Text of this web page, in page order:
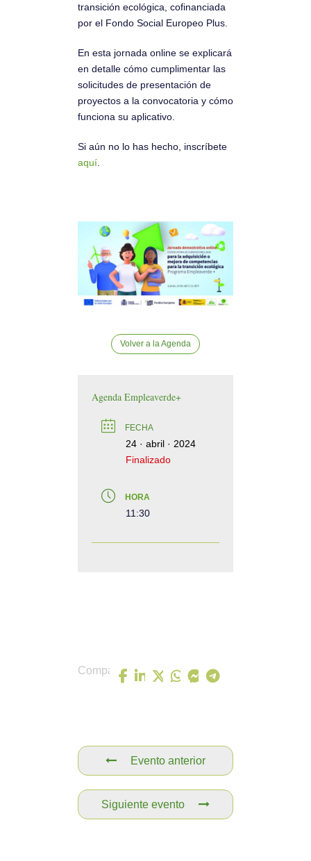
transición ecológica, cofinanciada
por el Fondo Social Europeo Plus.
En esta jornada online se explicará
en detalle cómo cumplimentar las
solicitudes de presentación de
proyectos a la convocatoria y cómo
funciona su aplicativo.
Si aún no lo has hecho, inscríbete
aquí
Volver a la Agenda
Agenda Empleaverde+
FECHA
24 · abril · 2024
Finalizado
HORA
11:30
Comparte
Evento anterior
Siguiente evento